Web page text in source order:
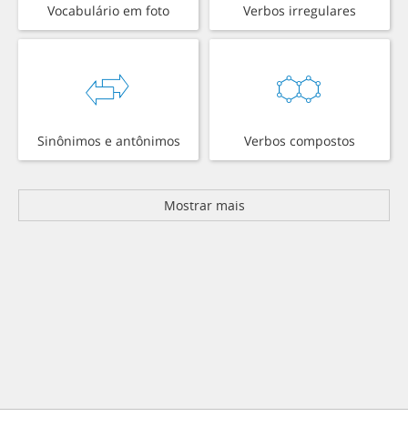
Vocabulário em foto Verbos irregulares
Sinônimos e antônimos Verbos compostos
Mostrar mais